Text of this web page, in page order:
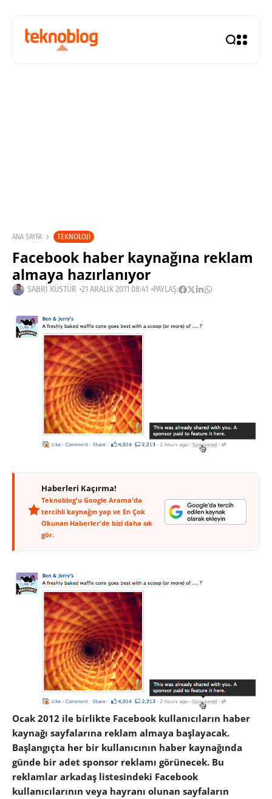
ANA SAYFA TEKNOLOJI
Facebook haber kaynağına reklam
almaya hazırlanıyor
SABRI KÜSTÜR 21 ARALIK 2011 08:41 PAYLAŞ:
Haberleri Kaçırma!
Teknoblog'u Google Arama'da
tercihli kaynağın yap ve En Çok
Okunan Haberler'de bizi daha sık
gör.
Ocak 2012 ile birlikte Facebook kullanıcıların haber
kaynağı sayfalarına reklam almaya başlayacak.
Başlangıçta her bir kullanıcının haber kaynağında
günde bir adet sponsor reklamı görünecek. Bu
reklamlar arkadaş listesindeki Facebook
kullanıcılarının veya hayranı olunan sayfaların